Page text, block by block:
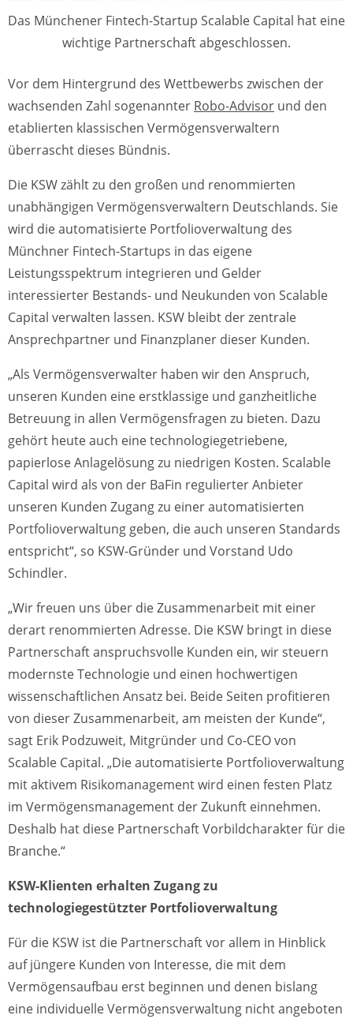
Das Münchener Fintech-Startup Scalable Capital hat eine
wichtige Partnerschaft abgeschlossen.
Vor dem Hintergrund des Wettbewerbs zwischen der
wachsenden Zahl sogenannter Robo-Advisor und den
etablierten klassischen Vermögensverwaltern
überrascht dieses Bündnis.
Die KSW zählt zu den großen und renommierten
unabhängigen Vermögensverwaltern Deutschlands. Sie
wird die automatisierte Portfolioverwaltung des
Münchner Fintech-Startups in das eigene
Leistungsspektrum integrieren und Gelder
interessierter Bestands- und Neukunden von Scalable
Capital verwalten lassen. KSW bleibt der zentrale
Ansprechpartner und Finanzplaner dieser Kunden.
„Als Vermögensverwalter haben wir den Anspruch,
unseren Kunden eine erstklassige und ganzheitliche
Betreuung in allen Vermögensfragen zu bieten. Dazu
gehört heute auch eine technologiegetriebene,
papierlose Anlagelösung zu niedrigen Kosten. Scalable
Capital wird als von der BaFin regulierter Anbieter
unseren Kunden Zugang zu einer automatisierten
Portfolioverwaltung geben, die auch unseren Standards
entspricht“, so KSW-Gründer und Vorstand Udo
Schindler.
„Wir freuen uns über die Zusammenarbeit mit einer
derart renommierten Adresse. Die KSW bringt in diese
Partnerschaft anspruchsvolle Kunden ein, wir steuern
modernste Technologie und einen hochwertigen
wissenschaftlichen Ansatz bei. Beide Seiten profitieren
von dieser Zusammenarbeit, am meisten der Kunde“,
sagt Erik Podzuweit, Mitgründer und Co-CEO von
Scalable Capital. „Die automatisierte Portfolioverwaltung
mit aktivem Risikomanagement wird einen festen Platz
im Vermögensmanagement der Zukunft einnehmen.
Deshalb hat diese Partnerschaft Vorbildcharakter für die
Branche.“
KSW-Klienten erhalten Zugang zu
technologiegestützter Portfolioverwaltung
Für die KSW ist die Partnerschaft vor allem in Hinblick
auf jüngere Kunden von Interesse, die mit dem
Vermögensaufbau erst beginnen und denen bislang
eine individuelle Vermögensverwaltung nicht angeboten